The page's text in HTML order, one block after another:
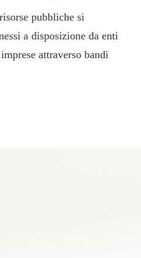
pubbliche si
a disposizione da enti
attraverso bandi